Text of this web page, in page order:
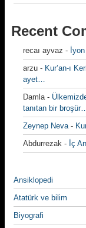
Recent
recaı ayvaz -
arzu - Kur’an-ı
ayet…
Damla-
tanıtan bir
Zeynep Neva-
Abdurrezak - İç
Ansiklopedi
Atatürk ve bilim
Biyografi